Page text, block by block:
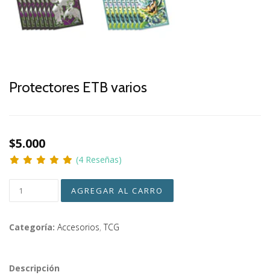
Protectores ETB varios
$5.000
(4 Reseñas)
Categoría: Accesorios, TCG
Descripción